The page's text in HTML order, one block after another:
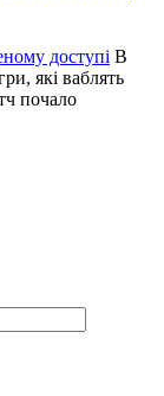
доступі В
які ваблять
почало